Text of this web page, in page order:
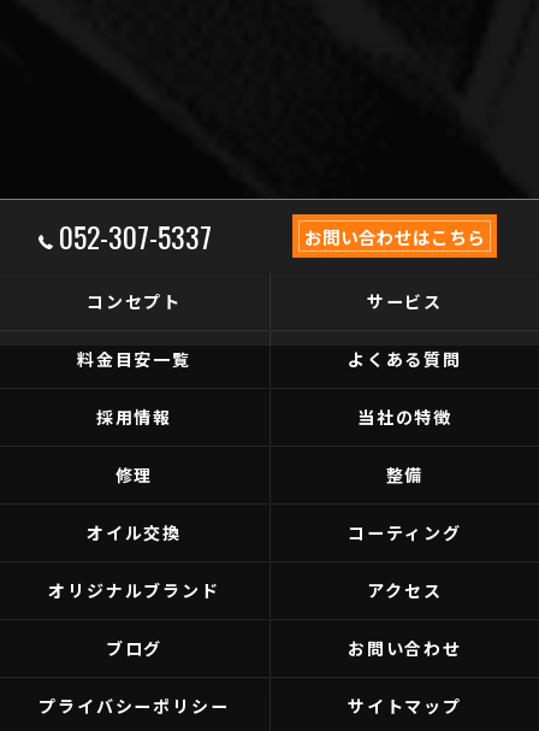
052-307-5337 お問い合わせはこちら
コンセプト サービス
料金目安一覧 よくある質問
採用情報 当社の特徴
修理 整備
オイル交換 コーティング
オリジナルブランド アクセス
ブログ お問い合わせ
プライバシーポリシー サイトマップ